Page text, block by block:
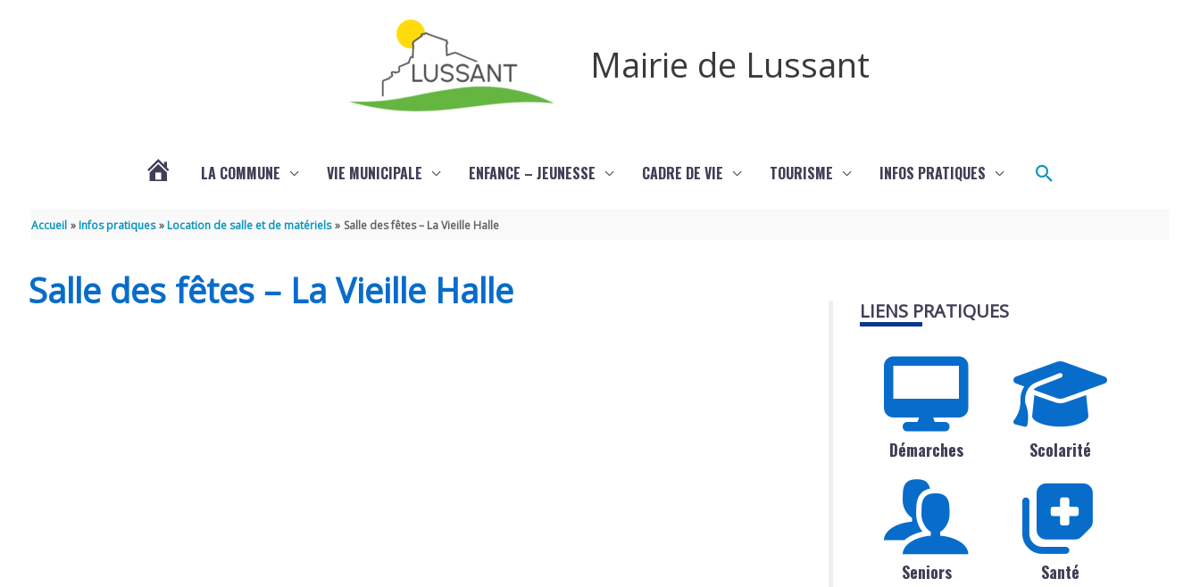
Mairie de Lussant
LA COMMUNE VIE MUNICIPALE ENFANCE – JEUNESSE CADRE DE VIE TOURISME INFOS PRATIQUES Rechercher
Accueil Infos pratiques Location de salle et de matériels Salle des fêtes – La Vieille Halle
Salle des fêtes – La Vieille Halle LIENS PRATIQUES
Démarches Scolarité
Seniors Santé